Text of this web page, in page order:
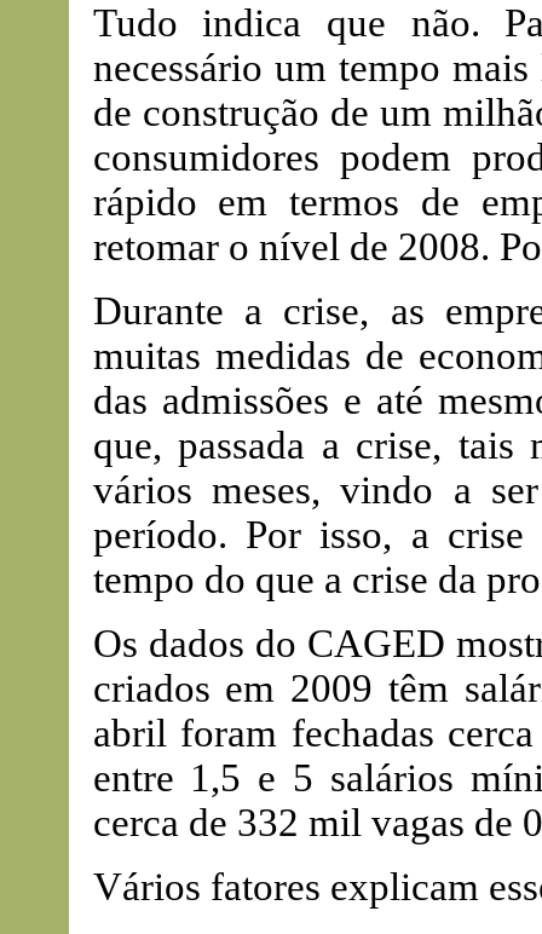
Tudo indica que não.
necessário um tempo
de construção de um
consumidores podem
rápido em termos de
retomar o nível de 2008.
Durante a crise, as
muitas medidas de
das admissões e até
que, passada a crise,
vários meses, vindo a
período. Por isso, a
tempo do que a crise da
Os dados do CAGED
criados em 2009 têm
abril foram fechadas
entre 1,5 e 5 salários
cerca de 332 mil vagas de
Vários fatores explicam